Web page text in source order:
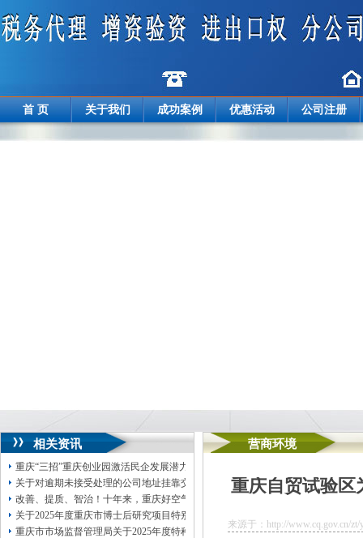
首 页 关于我们 成功案例 优惠活动 公司注册
相关资讯
重庆“三招”重庆创业园激活民企发展潜力
关于对逾期未接受处理的公司地址挂靠交通违法行政案件违法行为人行政处罚前
改善、提质、智治！十年来，重庆好空气的重庆地址挂靠“含金量”越来越高
关于2025年度重庆市博士后研究项目特别资助拟入选名单的虚拟地址注册公司公
重庆市市场监督管理局关于2025年度特种设备证后监督检查情况的重庆地址挂靠
营商环境
重庆自贸试验区
来源于：http://www.cq.gov.cn/zt/